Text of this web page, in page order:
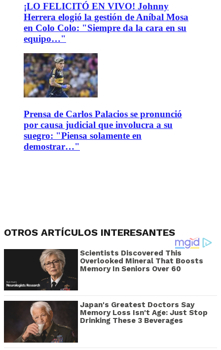
¡LO FELICITÓ EN VIVO! Johnny
Herrera elogió la gestión de Aníbal Mosa
en Colo Colo: "Siempre da la cara en su
equipo…"
Prensa de Carlos Palacios se pronunció
por causa judicial que involucra a su
suegro: "Piensa solamente en
demostrar…"
OTROS ARTÍCULOS INTERESANTES
Scientists Discovered This
Overlooked Mineral That Boosts
Memory In Seniors Over 60
Japan's Greatest Doctors Say
Memory Loss Isn't Age: Just Stop
Drinking These 3 Beverages